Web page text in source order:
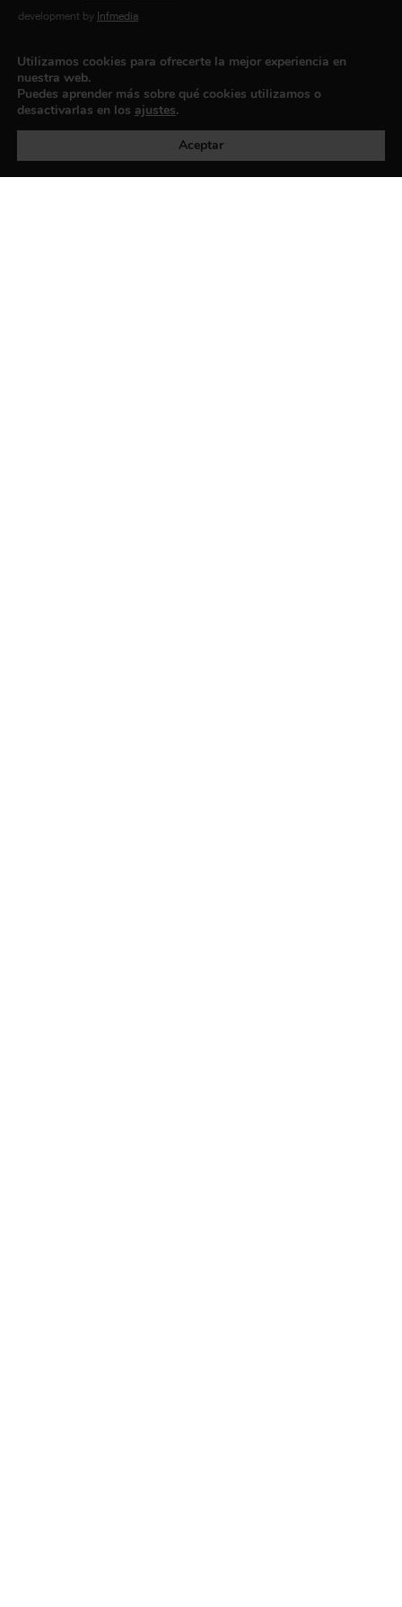
development by Infmedia
Utilizamos cookies para ofrecerte la mejor experiencia en
nuestra web.
Puedes aprender más sobre qué cookies utilizamos o
desactivarlas en los ajustes.
Aceptar